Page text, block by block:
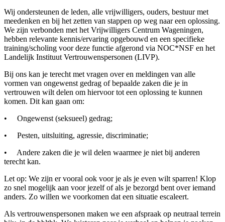
Wij ondersteunen de leden, alle vrijwilligers, ouders, bestuur met
meedenken en bij het zetten van stappen op weg naar een oplossing.
We zijn verbonden met het Vrijwilligers Centrum Wageningen,
hebben relevante kennis/ervaring opgebouwd en een specifieke
training/scholing voor deze functie afgerond via NOC*NSF en het
Landelijk Instituut Vertrouwenspersonen (LIVP).
Bij ons kan je terecht met vragen over en meldingen van alle
vormen van ongewenst gedrag of bepaalde zaken die je in
vertrouwen wilt delen om hiervoor tot een oplossing te kunnen
komen. Dit kan gaan om:
• Ongewenst (seksueel) gedrag;
• Pesten, uitsluiting, agressie, discriminatie;
• Andere zaken die je wil delen waarmee je niet bij anderen
terecht kan.
Let op: We zijn er vooral ook voor je als je even wilt sparren! Klop
zo snel mogelijk aan voor jezelf of als je bezorgd bent over iemand
anders. Zo willen we voorkomen dat een situatie escaleert.
Als vertrouwenspersonen maken we een afspraak op neutraal terrein